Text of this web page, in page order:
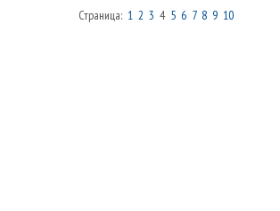
Страница: 1 2 3 4 5 6 7 8 9 10